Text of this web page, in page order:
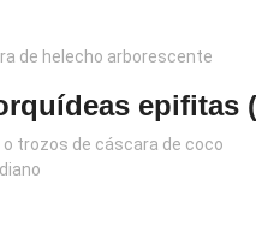
de helecho arborescente
epifitas
trozos de cáscara de coco